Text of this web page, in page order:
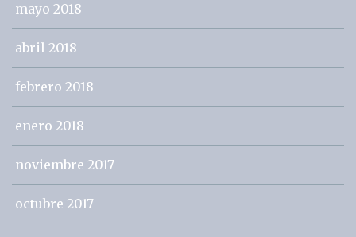
mayo 2018
abril 2018
febrero 2018
enero 2018
noviembre 2017
octubre 2017